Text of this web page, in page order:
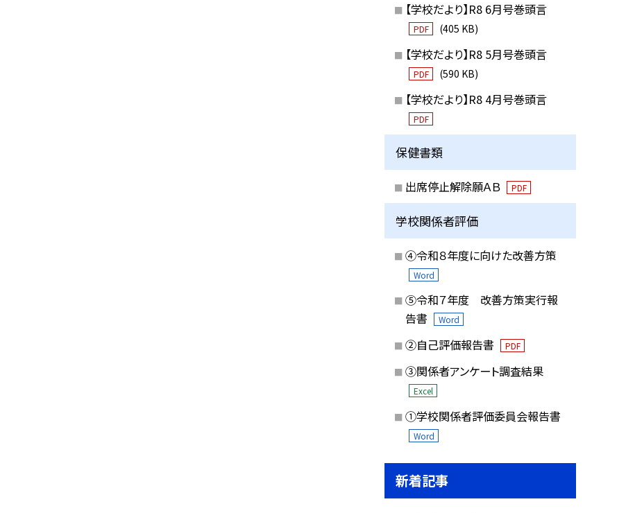
【学校だより】R8 6月号巻頭言
PDF (405 KB)
【学校だより】R8 5月号巻頭言
PDF (590 KB)
【学校だより】R8 4月号巻頭言
PDF
保健書類
出席停止解除願ＡＢ PDF
学校関係者評価
④令和８年度に向けた改善方策
Word
⑤令和７年度 改善方策実行報
告書
Word
②自己評価報告書 PDF
③関係者アンケート調査結果
Excel
①学校関係者評価委員会報告書
Word
新着記事